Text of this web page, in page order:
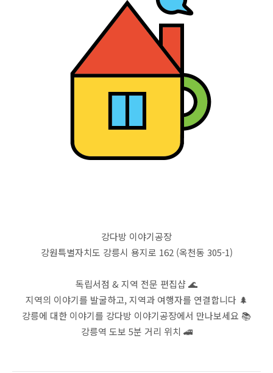
강다방 이야기공장
강원특별자치도 강릉시 용지로 162 (옥천동 305-1)
독립서점 & 지역 전문 편집샵 🌊
지역의 이야기를 발굴하고, 지역과 여행자를 연결합니다 🌲
강릉에 대한 이야기를 강다방 이야기공장에서 만나보세요 📚
강릉역 도보 5분 거리 위치 🚄